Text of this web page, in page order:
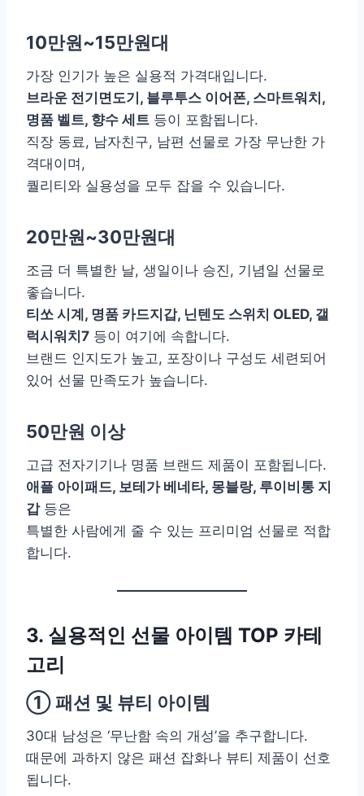
10만원~15만원대
가장 인기가 높은 실용적 가격대입니다.
브라운 전기면도기, 블루투스 이어폰, 스마트워치,
명품 벨트, 향수 세트 등이 포함됩니다.
직장 동료, 남자친구, 남편 선물로 가장 무난한 가
격대이며,
퀄리티와 실용성을 모두 잡을 수 있습니다.
20만원~30만원대
조금 더 특별한 날, 생일이나 승진, 기념일 선물로
좋습니다.
티쏘 시계, 명품 카드지갑, 닌텐도 스위치 OLED, 갤
럭시워치7 등이 여기에 속합니다.
브랜드 인지도가 높고, 포장이나 구성도 세련되어
있어 선물 만족도가 높습니다.
50만원 이상
고급 전자기기나 명품 브랜드 제품이 포함됩니다.
애플 아이패드, 보테가 베네타, 몽블랑, 루이비통 지
갑등은
특별한 사람에게 줄 수 있는 프리미엄 선물로 적합
합니다.
3. 실용적인 선물 아이템 TOP 카테
고리
① 패션 및 뷰티 아이템
30대 남성은 ‘무난함 속의 개성’을 추구합니다.
때문에 과하지 않은 패션 잡화나 뷰티 제품이 선호
됩니다.